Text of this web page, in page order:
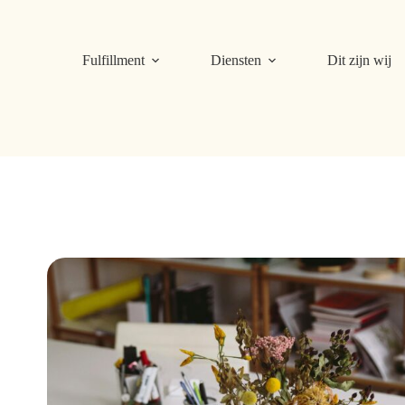
Fulfillment Diensten Dit zijn wij